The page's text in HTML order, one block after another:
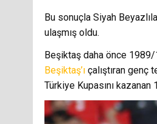
Bu sonuçla Siyah
ulaşmış oldu.
Beşiktaş daha önce 1989/
Beşiktaş’ı çalıştıran genç
Türkiye Kupasını kazanan